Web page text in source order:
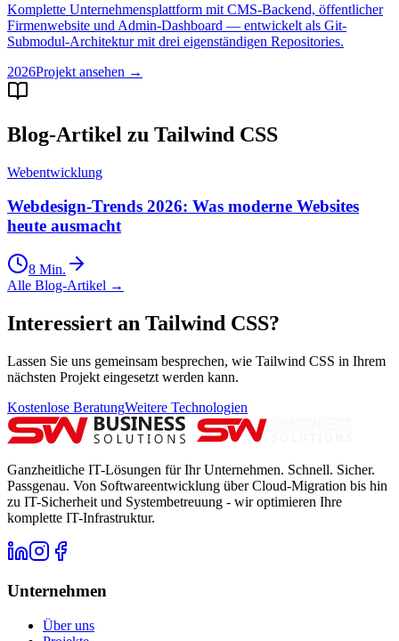
Komplette Unternehmensplattform mit CMS-Backend, öffentlicher
Firmenwebsite und Admin-Dashboard — entwickelt als Git-
Submodul-Architektur mit drei eigenständigen Repositories.
2026Projekt ansehen →
Blog-Artikel zu Tailwind CSS
Webentwicklung
Webdesign-Trends 2026: Was moderne Websites
heute ausmacht
8 Min.
Alle Blog-Artikel →
Interessiert an Tailwind CSS?
Lassen Sie uns gemeinsam besprechen, wie Tailwind CSS in Ihrem
nächsten Projekt eingesetzt werden kann.
Kostenlose BeratungWeitere Technologien
Ganzheitliche IT-Lösungen für Ihr Unternehmen. Schnell. Sicher.
Passgenau. Von Softwareentwicklung über Cloud-Migration bis hin
zu IT-Sicherheit und Systembetreuung - wir optimieren Ihre
komplette IT-Infrastruktur.
Unternehmen
Über uns